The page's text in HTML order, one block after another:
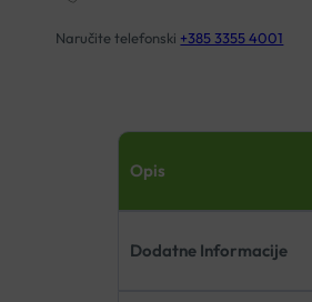
Naručite telefonski +385 3355 4001
Opis
Dodatne Informacije